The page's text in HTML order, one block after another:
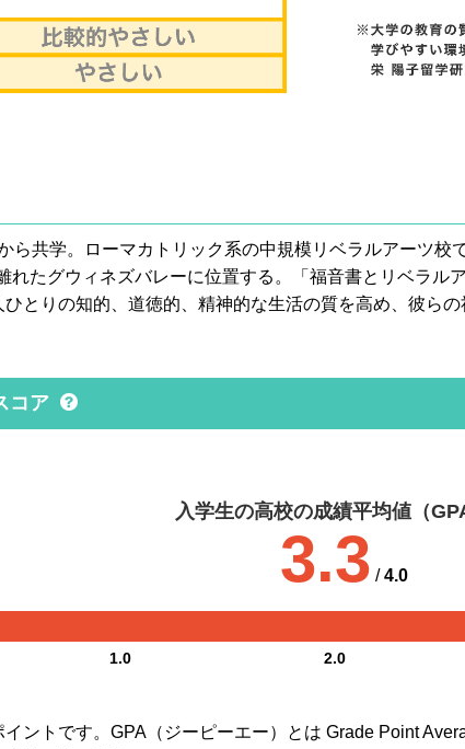
ら共学。ローマカトリック系の中規模リベラルアーツ校
れたグウィネズバレーに位置する。「福音書とリベラル
とりの知的、道徳的、精神的な生活の質を高め、彼ら
コア
入学生の高校の成績平均値（
3.3 /4.0
1.0 2.0
ントです。GPA（ジーピーエー）とは Grade Point